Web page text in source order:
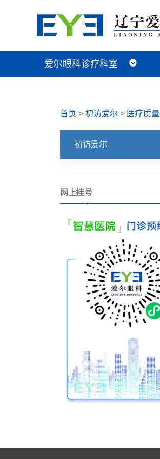
爱尔眼科诊疗科室
近视手术科
视光及小儿眼病科
白内障科
青光眼科
角膜眼表科
整形眼眶科
眼底病科
中医眼科
首页 > 初访爱尔 > 医疗质量
初访爱尔
网上挂号